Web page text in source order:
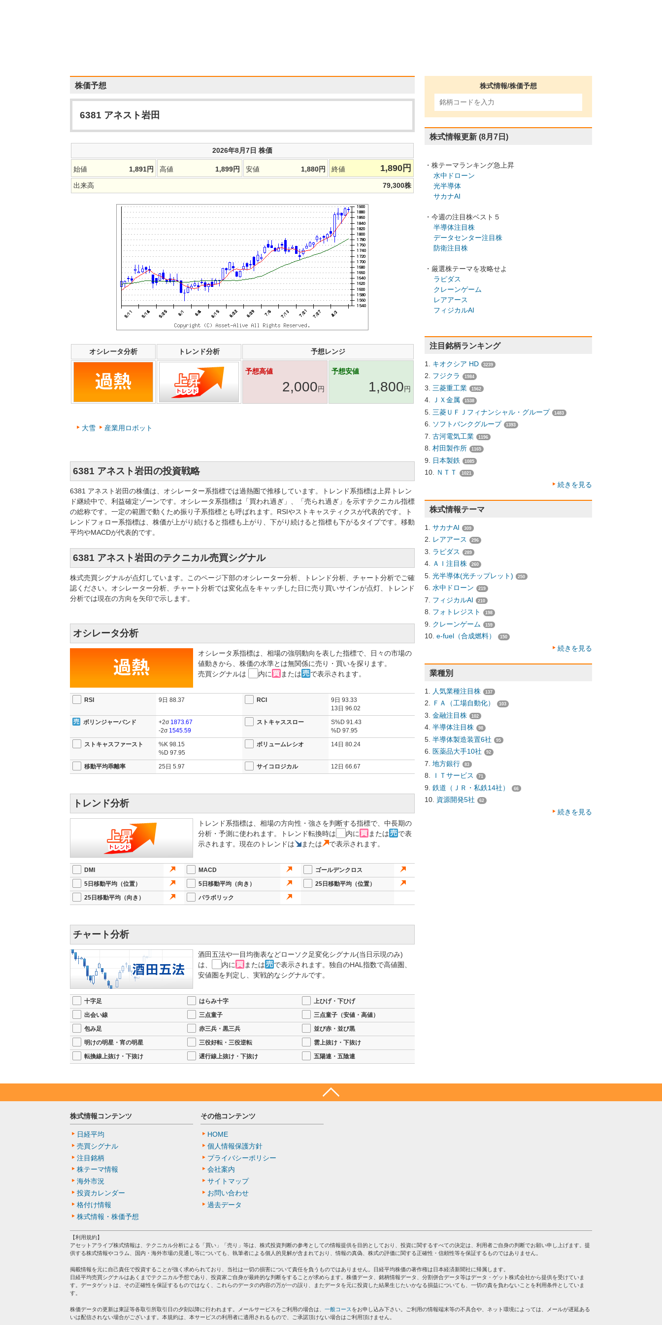
株価予想
6381 アネスト岩田
2026年8月7日 株価
始値 1,891円 高値 1,899円 安値 1,880円 終値 1,890 円
出来高 79,300株
オシレータ分析 トレンド分析 予想レンジ
予想高値
2,000円
予想安値
1,800円
大雪 産業用ロボット
6381 アネスト岩田の投資戦略
6381 アネスト岩田の株価は、オシレーター系指標では過熱圏で推移しています。トレンド系指標は上昇トレン
ド継続中で、利益確定ゾーンです。オシレータ系指標は「買われ過ぎ」、「売られ過ぎ」を示すテクニカル指標
の総称です。一定の範囲で動くため振り子系指標とも呼ばれます。RSIやストキャスティクスが代表的です。ト
レンドフォロー系指標は、株価が上がり続けると指標も上がり、下がり続けると指標も下がるタイプです。移動
平均やMACDが代表的です。
6381 アネスト岩田のテクニカル売買シグナル
株式売買シグナルが点灯しています。このページ下部のオシレーター分析、トレンド分析、チャート分析でご確
認ください。オシレーター分析、チャート分析では変化点をキャッチした日に売り買いサインが点灯、トレンド
分析では現在の方向を矢印で示します。
オシレータ分析
オシレータ系指標は、相場の強弱動向を表した指標で、日々の市場の
値動きから、株価の水準とは無関係に売り・買いを探ります。
売買シグナルは
内に または で表示されます。
RSI 9日 88.37 RCI 9日 93.33
13日 96.02
ボリンジャーバンド
+2σ 1873.67
-2σ 1545.59
ストキャススロー S%D 91.43
%D 97.95
ストキャスファースト
%K 98.15
%D 97.95
ボリュームレシオ 14日 80.24
移動平均乖離率 25日 5.97 サイコロジカル 12日 66.67
トレンド分析
トレンド系指標は、相場の方向性・強さを判断する指標で、中長期の
分析・予測に使われます。トレンド転換時は
内に または
で表
示されます。現在のトレンドは
または で表示されます。
DMI MACD
ゴールデンクロス
5日移動平均（位置）
5日移動平均（向き）
25日移動平均（位置）
25日移動平均（向き）
パラボリック
チャート分析
酒田五法や一目均衡表などローソク足変化シグナル(当日示現のみ)
は、
内に または
で表示されます。独自のHAL指数で高値圏、
安値圏を判定し、実戦的なシグナルです。
十字足 はらみ十字
上ひげ・下ひげ
出会い線
三点童子
三点童子（安値・高値）
包み足
赤三兵・黒三兵
並び赤・並び黒
明けの明星・宵の明星
三役好転・三役逆転
雲上抜け・下抜け
転換線上抜け・下抜け
遅行線上抜け・下抜け 五陽連・五陰連
株式情報/株価予想
株式情報更新 (8月7日)
・株テーマランキング急上昇
水中ドローン
光半導体
サカナAI
・今週の注目株ベスト５
半導体注目株
データセンター注目株
防衛注目株
・厳選株テーマを攻略せよ
ラピダス
クレーンゲーム
レアアース
フィジカルAI
注目銘柄ランキング
キオクシア HD 3239
フジクラ 1984
三菱重工業 1562
ＪＸ金属 1538
三菱ＵＦＪフィナンシャル・グループ 1483
ソフトバンクグループ 1393
古河電気工業 1196
村田製作所 1165
日本製鉄 1085
ＮＴＴ 1021
続きを見る
株式情報テーマ
サカナAI 309
レアアース 296
ラピダス 289
ＡＩ注目株 260
光半導体(光チップレット) 250
水中ドローン 219
フィジカルAI 210
フォトレジスト 198
クレーンゲーム 159
e-fuel（合成燃料） 150
続きを見る
業種別
人気業種注目株 137
ＦＡ（工場自動化） 103
金融注目株 102
半導体注目株 98
半導体製造装置6社 95
医薬品大手10社 92
地方銀行 83
ＩＴサービス 71
鉄道（ＪＲ・私鉄14社） 66
資源開発5社 62
続きを見る
株式情報コンテンツ
日経平均
売買シグナル
注目銘柄
株テーマ情報
海外市況
投資カレンダー
格付け情報
株式情報・株価予想
その他コンテンツ
HOME
個人情報保護方針
プライバシーポリシー
会社案内
サイトマップ
お問い合わせ
過去データ
【利用規約】
アセットアライブ株式情報は、テクニカル分析による「買い」「売り」等は、株式投資判断の参考としての情報提供を目的としており、投資に関するすべての決定は、利用者ご自身の判断でお願い申し上げます。提
供する株式情報やコラム、国内・海外市場の見通し等についても、執筆者による個人的見解が含まれており、情報の真偽、株式の評価に関する正確性・信頼性等を保証するものではありません。
掲載情報を元に自己責任で投資することが強く求められており、当社は一切の損害について責任を負うものではありません。日経平均株価の著作権は日本経済新聞社に帰属します。
日経平均売買シグナルはあくまでテクニカル予想であり、投資家ご自身が最終的な判断をすることが求めらます。株価データ、銘柄情報データ、分割併合データ等はデータ・ゲット株式会社から提供を受けていま
す。データゲットは、その正確性を保証するものではなく、これらのデータの内容の万が一の誤り、またデータを元に投資した結果生じたいかなる損益についても、一切の責を負わないことを利用条件としていま
す。
株価データの更新は東証等各取引所取引日の夕刻以降に行われます。メールサービスをご利用の場合は、 一般コース をお申し込み下さい。ご利用の情報端末等の不具合や、ネット環境によっては、メールが遅延ある
いは配信されない場合がございます。本規約は、本サービスの利用者に適用されるもので、ご承諾頂けない場合はご利用頂けません。